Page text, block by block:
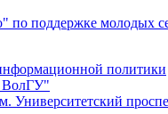
по поддержке молодых
политики
ВолГУ"
Университетский